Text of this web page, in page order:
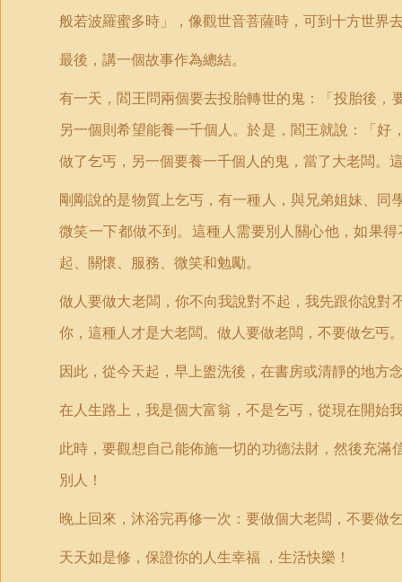
般若波羅蜜多時」，像觀世音菩薩時，可到十方世界
最後，講一個故事作為總結。
有一天，閻王問兩個要去投胎轉世的鬼：「投胎後
另一個則希望能養一千個人。於是，閻王就說：「
做了乞丐，另一個要養一千個人的鬼，當了大老闆。
剛剛說的是物質上乞丐，有一種人，與兄弟姐妹、
微笑一下都做不到。這種人需要別人關心他，如果
起、關懷、服務、微笑和勉勵。
做人要做大老闆，你不向我說對不起，我先跟你說
你，這種人才是大老闆。做人要做老闆，不要做乞丐
因此，從今天起，早上盥洗後，在書房或清靜的地方
在人生路上，我是個大富翁，不是乞丐，從現在開始
此時，要觀想自己能佈施一切的功德法財，然後充
別人！
晚上回來，沐浴完再修一次：要做個大老闆，不要做
天天如是修，保證你的人生幸福 ，生活快樂！